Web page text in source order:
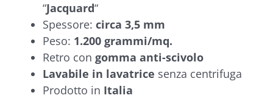
“Jacquard“
Spessore: circa 3,5 mm
Peso: 1.200 grammi/mq.
Retro con gomma anti-scivolo
Lavabile in lavatrice senza centrifuga
Prodotto in Italia